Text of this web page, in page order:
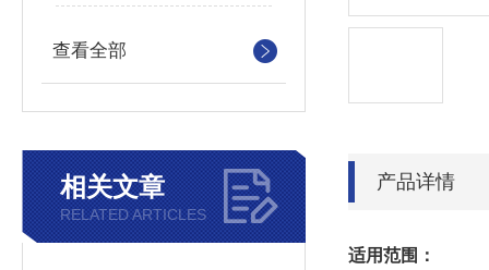
查看全部
相关文章
RELATED ARTICLES
产品详情
适用范围：